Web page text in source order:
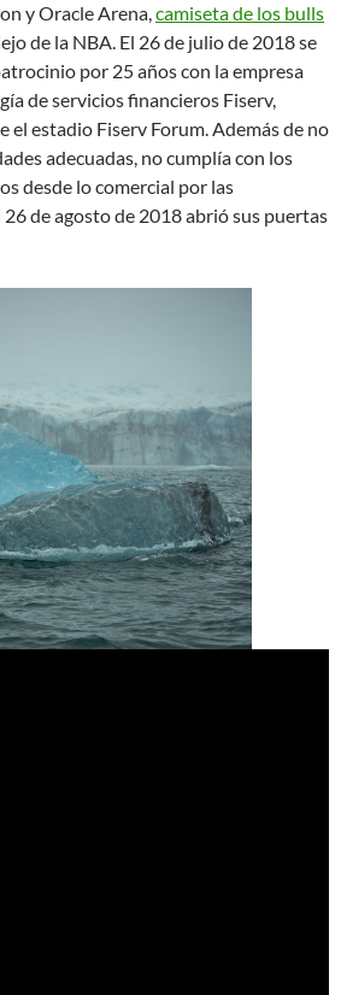
y Oracle Arena,camiseta de los bulls
de la NBA. El 26 de julio de 2018 se
por 25 años con la empresa
de servicios financieros Fiserv,
el estadio Fiserv Forum. Además de no
adecuadas, no cumplía con los
desde lo comercial por las
de agosto de 2018 abrió sus puertas